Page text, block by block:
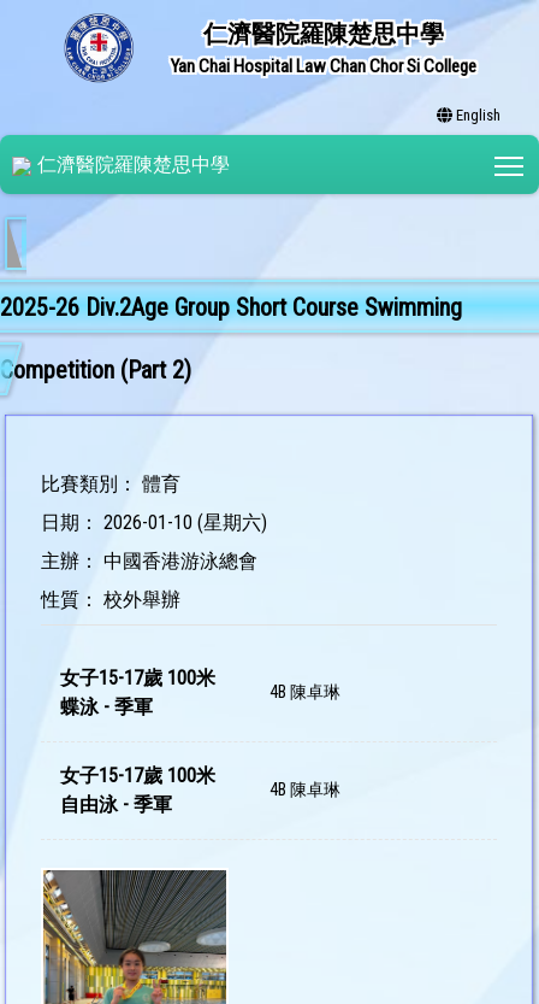
仁濟醫院羅陳楚思中學
Yan Chai Hospital Law Chan Chor Si College
English
仁濟醫院羅陳楚思中學
2025-26 Div.2Age Group Short Course Swimming
Competition (Part 2)
比賽類別： 體育
日期： 2026-01-10 (星期六)
主辦： 中國香港游泳總會
性質： 校外舉辦
女子15-17歲 100米
蝶泳 - 季軍
4B 陳卓琳
女子15-17歲 100米
自由泳 - 季軍
4B 陳卓琳